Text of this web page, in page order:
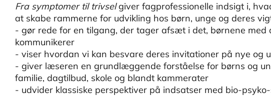
Fra symptomer til trivselgiver fagprofessionelle indsigt i,
at skabe rammerne for udvikling hos børn, unge og deres
- gør rede for en tilgang, der tager afsæt i det, børnene med
kommunikerer
- viser hvordan vi kan besvare deres invitationer på nye og
- giver læseren en grundlæggende forståelse for børns og
familie, dagtilbud, skole og blandt kammerater
- udvider klassiske perspektiver på indsatser med bio-